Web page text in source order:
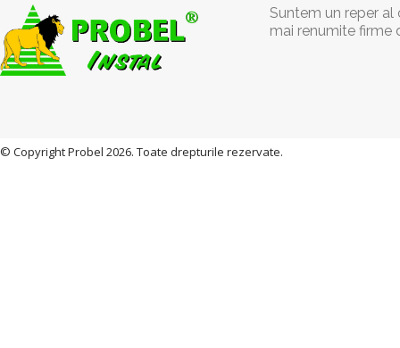
Suntem un reper
mai renumite firme
© Copyright Probel 2026. Toate drepturile rezervate.